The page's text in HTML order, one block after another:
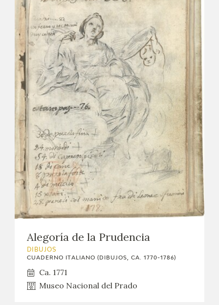
RECURSOS EDUCATIVOS
FICHAS ARASAAC
Alegoría de la Prudencia
DIBUJOS
CUADERNO ITALIANO (DIBUJOS, CA. 1770-1786)
Ca. 1771
Museo Nacional del Prado